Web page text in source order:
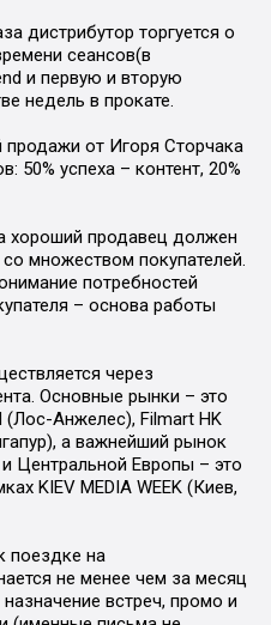
дистрибутор торгуется о
сеансов(в
и первую и вторую
недель в прокате.
продажи от Игоря Сторчака
50% успеха – контент, 20%
хороший продавец должен
множеством покупателей.
потребностей
– основа работы
через
Основные рынки – это
(Лос-Анжелес), Filmart HK
а важнейший рынок
Центральной Европы – это
KIEV MEDIA WEEK (Киев,
поездке на
не менее чем за месяц
встреч, промо и